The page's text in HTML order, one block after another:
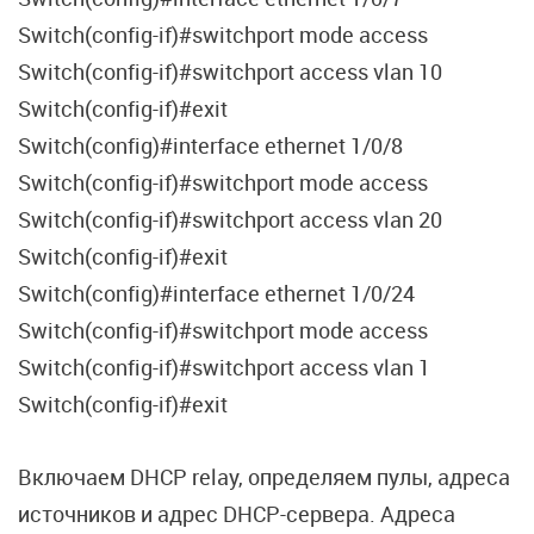
Switch(config-if)#switchport mode access
Switch(config-if)#switchport access vlan 10
Switch(config-if)#exit
Switch(config)#interface ethernet 1/0/8
Switch(config-if)#switchport mode access
Switch(config-if)#switchport access vlan 20
Switch(config-if)#exit
Switch(config)#interface ethernet 1/0/24
Switch(config-if)#switchport mode access
Switch(config-if)#switchport access vlan 1
Switch(config-if)#exit
Включаем DHCP relay, определяем пулы, адреса
источников и адрес DHCP-сервера. Адреса